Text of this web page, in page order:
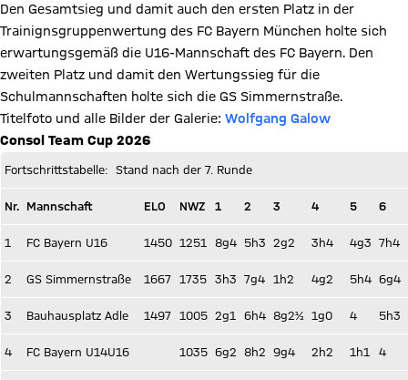
Den Gesamtsieg und damit auch den ersten Platz in der
Trainignsgruppenwertung des FC Bayern München holte sich
erwartungsgemäß die U16-Mannschaft des FC Bayern. Den
zweiten Platz und damit den Wertungssieg für die
Schulmannschaften holte sich die GS Simmernstraße.
Titelfoto und alle Bilder der Galerie: Wolfgang Galow
Consol Team Cup 2026
Fortschrittstabelle: Stand nach der 7. Runde
Nr. Mannschaft ELO NWZ 1 2 3 4 5 6
1 FC Bayern U16 1450 1251 8g4 5h3 2g2 3h4 4g3 7h4
2 GS Simmernstraße 1667 1735 3h3 7g4 1h2 4g2 5h4 6g4
3 Bauhausplatz Adle 1497 1005 2g1 6h4 8g2½ 1g0 4 5h3
4 FC Bayern U14U16 1035 6g2 8h2 9g4 2h2 1h1 4